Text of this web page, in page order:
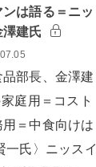
は語る＝ニッ
建氏
部長、金澤建
庭用＝コスト
＝中食向けは
氏〉ニッスイ